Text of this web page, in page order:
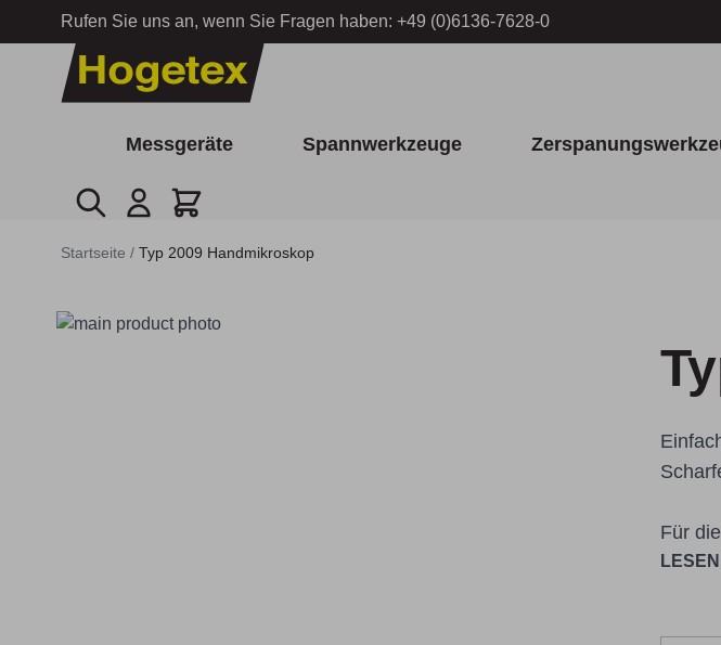
Rufen Sie uns an, wenn Sie Fragen haben: +49 (0)6136-7628-0
Zum Inhalt springen
Messgeräte Spannwerkzeuge
Suche Cart
Startseite / Typ 2009 Handmikroskop
Für